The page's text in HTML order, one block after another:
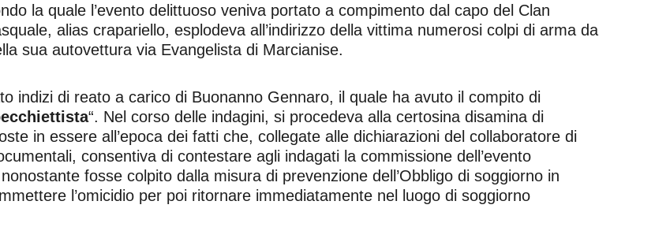
la quale l’evento delittuoso veniva portato a compimento dal capo del Clan
alias crapariello, esplodeva all’indirizzo della vittima numerosi colpi di arma da
sua autovettura via Evangelista di Marcianise.
indizi di reato a carico di Buonanno Gennaro, il quale ha avuto il compito di
“. Nel corso delle indagini, si procedeva alla certosina disamina di
in essere all’epoca dei fatti che, collegate alle dichiarazioni del collaboratore di
consentiva di contestare agli indagati la commissione dell’evento
fosse colpito dalla misura di prevenzione dell’Obbligo di soggiorno in
l’omicidio per poi ritornare immediatamente nel luogo di soggiorno